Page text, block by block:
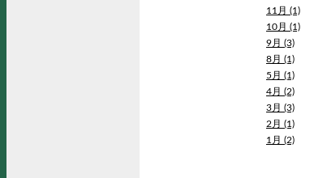
11月 (1)
10月 (1)
9月 (3)
8月 (1)
5月 (1)
4月 (2)
3月 (3)
2月 (1)
1月 (2)